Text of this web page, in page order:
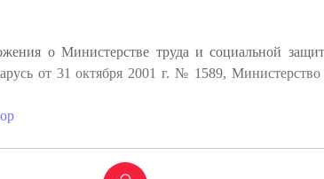
о Министерстве труда и социальной
от 31 октября 2001 г. № 1589,